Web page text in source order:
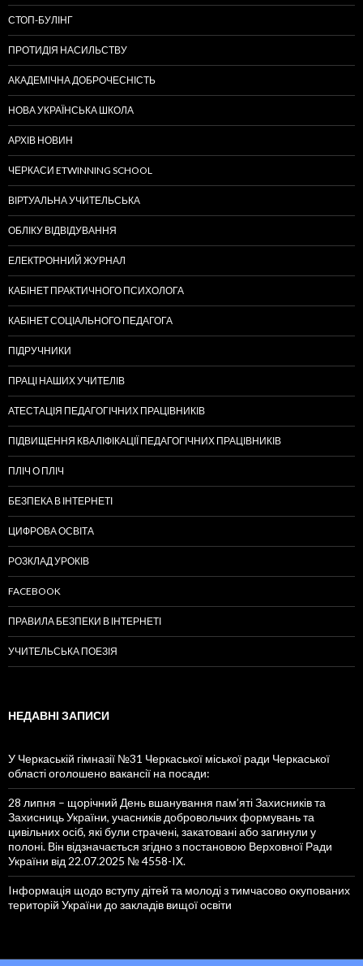
СТОП-БУЛІНГ
ПРОТИДІЯ НАСИЛЬСТВУ
АКАДЕМІЧНА ДОБРОЧЕСНІСТЬ
НОВА УКРАЇНСЬКА ШКОЛА
АРХІВ НОВИН
ЧЕРКАСИ ETWINNING SCHOOL
ВІРТУАЛЬНА УЧИТЕЛЬСЬКА
ОБЛІКУ ВІДВІДУВАННЯ
ЕЛЕКТРОННИЙ ЖУРНАЛ
КАБІНЕТ ПРАКТИЧНОГО ПСИХОЛОГА
КАБІНЕТ СОЦІАЛЬНОГО ПЕДАГОГА
ПІДРУЧНИКИ
ПРАЦІ НАШИХ УЧИТЕЛІВ
АТЕСТАЦІЯ ПЕДАГОГІЧНИХ ПРАЦІВНИКІВ
ПІДВИЩЕННЯ КВАЛІФІКАЦІЇ ПЕДАГОГІЧНИХ ПРАЦІВНИКІВ
ПЛІЧ О ПЛІЧ
БЕЗПЕКА В ІНТЕРНЕТІ
ЦИФРОВА ОСВІТА
РОЗКЛАД УРОКІВ
FACEBOOK
ПРАВИЛА БЕЗПЕКИ В ІНТЕРНЕТІ
УЧИТЕЛЬСЬКА ПОЕЗІЯ
НЕДАВНІ ЗАПИСИ
У Черкаській гімназії №31 Черкаської міської ради Черкаської
області оголошено вакансії на посади:
28 липня – щорічний День вшанування пам’яті Захисників та
Захисниць України, учасників добровольчих формувань та
цивільних осіб, які були страчені, закатовані або загинули у
полоні. Він відзначається згідно з постановою Верховної Ради
України від 22.07.2025 № 4558-IX.
Iнформація щодо вступу дітей та молоді з тимчасово окупованих
територій України до закладів вищої освіти